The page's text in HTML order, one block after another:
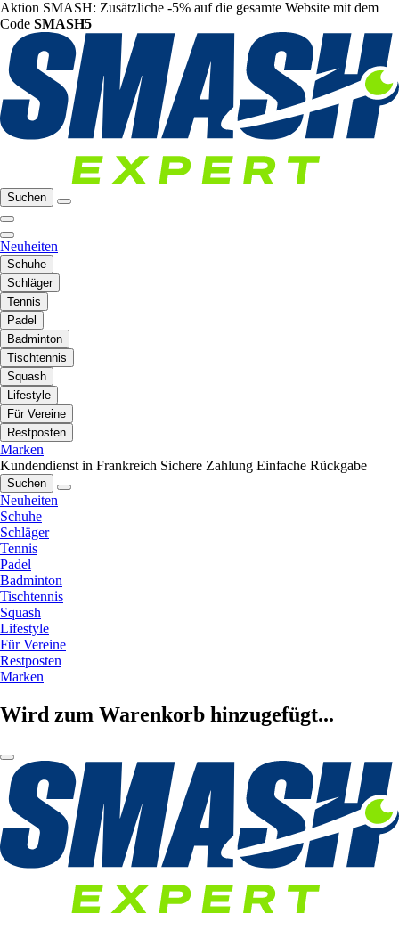
Aktion SMASH: Zusätzliche -5% auf die gesamte Website mit dem
Code SMASH5
Suchen
Neuheiten
Schuhe
Schläger
Tennis
Padel
Badminton
Tischtennis
Squash
Lifestyle
Für Vereine
Restposten
Marken
Kundendienst in Frankreich Sichere Zahlung Einfache Rückgabe
Suchen
Neuheiten
Schuhe
Schläger
Tennis
Padel
Badminton
Tischtennis
Squash
Lifestyle
Für Vereine
Restposten
Marken
Wird zum Warenkorb hinzugefügt...